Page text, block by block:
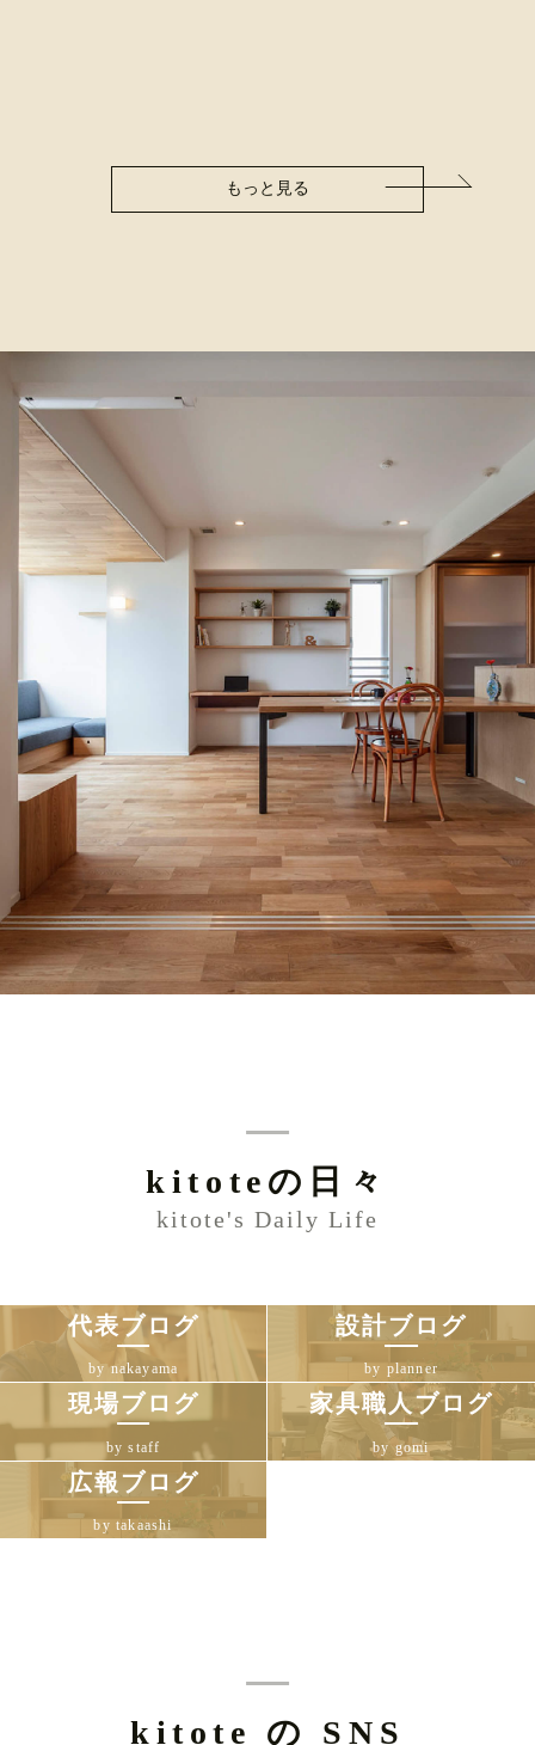
もっと見る
kitoteの日々
kitote's Daily Life
代表ブログ
by nakayama
設計ブログ
by planner
現場ブログ
by staff
家具職人ブログ
by gomi
広報ブログ
by takaashi
kitote の SNS